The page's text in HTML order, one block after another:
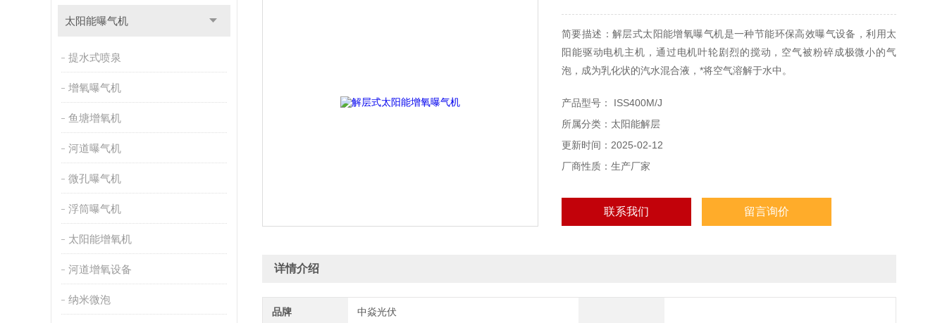
太阳能曝气机
提水式喷泉
增氧曝气机
鱼塘增氧机
河道曝气机
微孔曝气机
浮筒曝气机
太阳能增氧机
河道增氧设备
纳米微泡
简要描述：解层式太阳能增氧曝气机是一种节能环保高效曝气设备，利用太
阳能驱动电机主机，通过电机叶轮剧烈的搅动，空气被粉碎成极微小的气
泡，成为乳化状的汽水混合液，*将空气溶解于水中。
产品型号： ISS400M/J
所属分类：太阳能解层
更新时间：2025-02-12
厂商性质：生产厂家
联系我们 留言询价
详情介绍
品牌 中焱光伏